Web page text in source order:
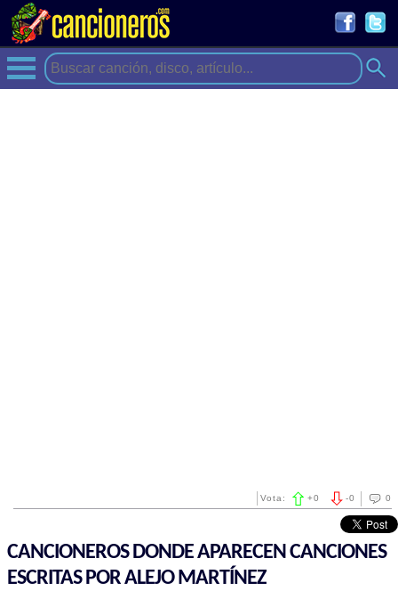
0
-0
Vota: +0
CANCIONEROS DONDE APARECEN CANCIONES
ESCRITAS POR ALEJO MARTÍNEZ